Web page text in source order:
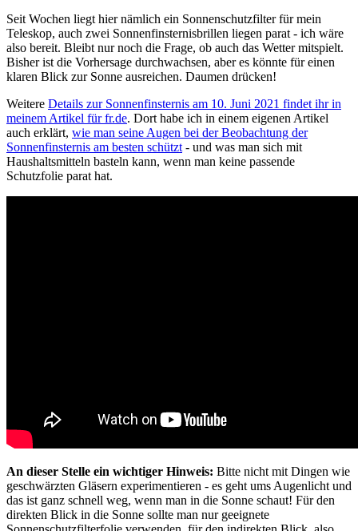
Seit Wochen liegt hier nämlich ein Sonnenschutzfilter für mein
Teleskop, auch zwei Sonnenfinsternisbrillen liegen parat - ich wäre
also bereit. Bleibt nur noch die Frage, ob auch das Wetter mitspielt.
Bisher ist die Vorhersage durchwachsen, aber es könnte für einen
klaren Blick zur Sonne ausreichen. Daumen drücken!
Weitere Details zur Sonnenfinsternis am 10. Juni 2021 findet ihr in
meinem Artikel für fr.de. Dort habe ich in einem eigenen Artikel
auch erklärt, wie man seine Augen bei der Beobachtung der
Sonnenfinsternis am besten schützt - und was man sich mit
Haushaltsmitteln basteln kann, wenn man keine passende
Schutzfolie parat hat.
An dieser Stelle ein wichtiger Hinweis: Bitte nicht mit Dingen wie
geschwärzten Gläsern experimentieren - es geht ums Augenlicht und
das ist ganz schnell weg, wenn man in die Sonne schaut! Für den
direkten Blick in die Sonne sollte man nur geeignete